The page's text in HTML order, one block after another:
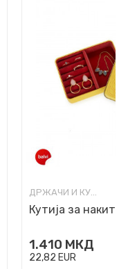
ДРЖАЧИ И КУТИИ ЗА НАКИТ
Кутија за
1.410 МКД
22,82 EUR